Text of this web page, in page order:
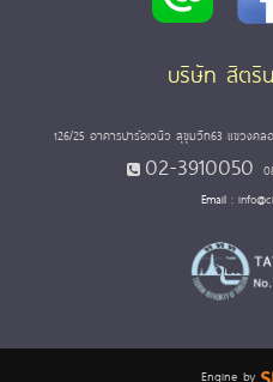
บริษัท สิตริ
126/25 อาคารปาร์อเวนิว สุขุมวิท63 แขวงค
02-3910050
Email :
Engine by